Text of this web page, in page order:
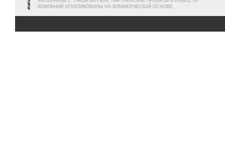
КОМПАНИЙ ОПУБЛИКОВАНЫ НА КОММЕРЧЕСКОЙ ОСНОВЕ